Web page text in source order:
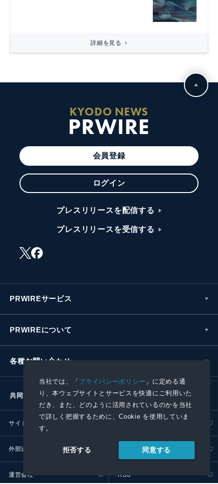
当社では、「プライバシーポリシー 」に定める通
り、本ウェブサイトとサービスを快適にご利用いた
だき、また、どのように活用されているのかを当社
で詳しく把握するために、Cookie を使用していま
す。
拒否する 同意する
詳細を見る
KYODO NEWS
PRWIRE
会員登録
ログイン
プレスリリースを配信する
プレスリリースを受信する
PRWIREサービス
PRWIREについて
各種お問い合わせ
共同通信社グループ
サイトポリシー
外部送信ポリシー プレスリリース取扱基準
運営会社 RSS